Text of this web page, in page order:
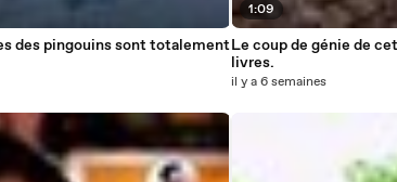
des pingouins sont totalement
1:09
Le coup de génie de
livres.
il y a 6 semaines